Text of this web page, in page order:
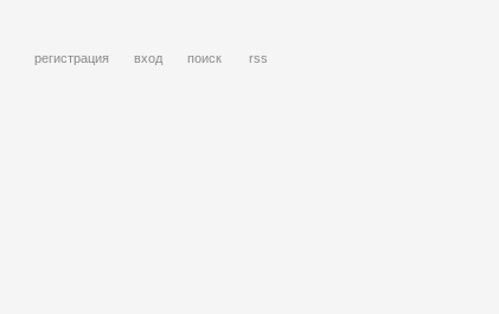
регистрация
вход поиск rss